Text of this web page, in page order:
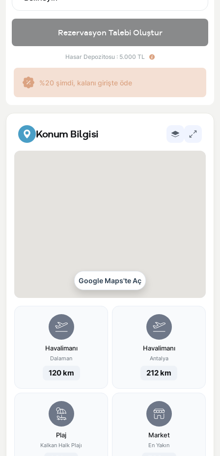
Konum Bilgisi
Google Maps'te Aç
Havalimanı
Dalaman
120 km
Havalimanı
Antalya
212 km
Plaj
Kalkan Halk Plajı
Market
En Yakın
Rezervasyon Talebi Oluştur
Hasar Depozitosu : 5.000 TL
%20 şimdi, kalanı girişte öde